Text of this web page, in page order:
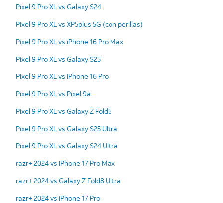
Pixel 9 Pro XL vs Galaxy S24
Pixel 9 Pro XL vs XP5plus 5G (con perillas)
Pixel 9 Pro XL vs iPhone 16 Pro Max
Pixel 9 Pro XL vs Galaxy S25
Pixel 9 Pro XL vs iPhone 16 Pro
Pixel 9 Pro XL vs Pixel 9a
Pixel 9 Pro XL vs Galaxy Z Fold5
Pixel 9 Pro XL vs Galaxy S25 Ultra
Pixel 9 Pro XL vs Galaxy S24 Ultra
razr+ 2024 vs iPhone 17 Pro Max
razr+ 2024 vs Galaxy Z Fold8 Ultra
razr+ 2024 vs iPhone 17 Pro